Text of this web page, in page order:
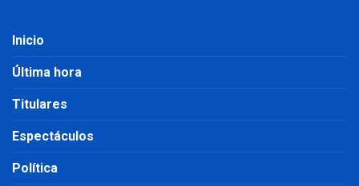
Inicio
Última hora
Titulares
Espectáculos
Política